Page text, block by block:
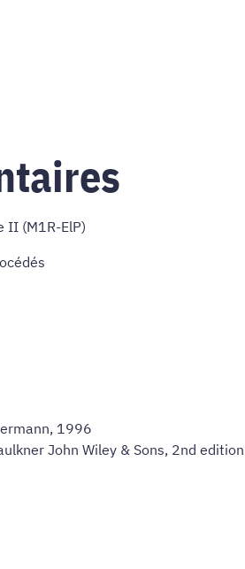
II (M1R-ElP)
1996
John Wiley & Sons, 2nd